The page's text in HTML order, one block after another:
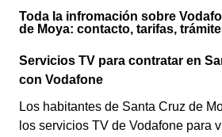
Toda la infromación sobre
de Moya: contacto, tarifas,
Servicios TV para contratar en
con Vodafone
Los habitantes de Santa Cruz de
los servicios TV de Vodafone para